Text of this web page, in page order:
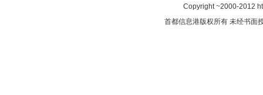
Copyright ~2000-2012
首都信息港版权所有 未经书面